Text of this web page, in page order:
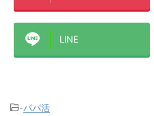
LINE
-パパ活